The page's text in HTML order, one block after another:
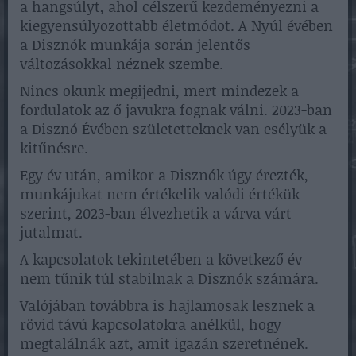
a hangsúlyt, ahol célszerű kezdeményezni a
kiegyensúlyozottabb életmódot. A Nyúl évében
a Disznók munkája során jelentős
változásokkal néznek szembe.
Nincs okunk megijedni, mert mindezek a
fordulatok az ő javukra fognak válni. 2023-ban
a Disznó Évében születetteknek van esélyük a
kitűnésre.
Egy év után, amikor a Disznók úgy érezték,
munkájukat nem értékelik valódi értékük
szerint, 2023-ban élvezhetik a várva várt
jutalmat.
A kapcsolatok tekintetében a következő év
nem tűnik túl stabilnak a Disznók számára.
Valójában továbbra is hajlamosak lesznek a
rövid távú kapcsolatokra anélkül, hogy
megtalálnák azt, amit igazán szeretnének.